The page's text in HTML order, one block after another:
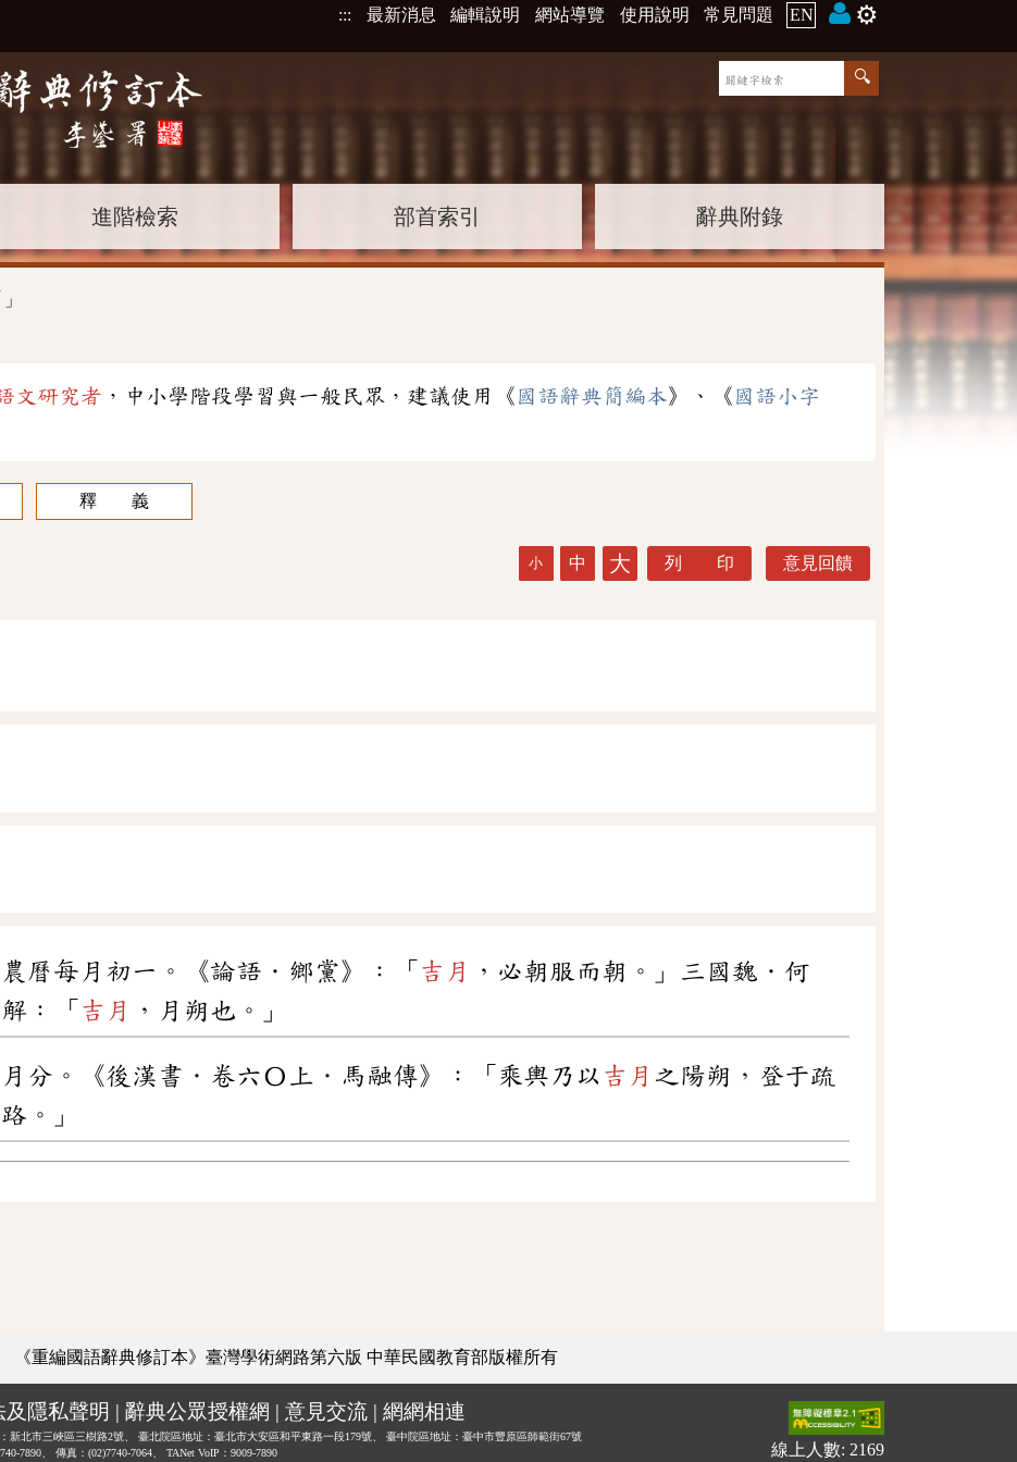
::: 最新消息 編輯說明 網站導覽 使用說明 常見問題 EN ⚙️
進階檢索 部首索引 辭典附錄
」
文研究者 ，中小學階段學習與一般民眾，建議使用《 國語辭典簡編本》、《 國語小字
釋 義
小 中 大 列 印 意見回饋
曆每月初一。《論語．鄉黨》：「 吉月
，必朝服而朝。」三國魏．何
：「 吉月 ，月朔也。」
分。《後漢書．卷六〇上．馬融傳》：「乘輿乃以 吉月 之陽朔，登于疏
。」
《重編國語辭典修訂本》臺灣學術網路第六版 中華民國教育部版權所有
及隱私聲明 | 辭典公眾授權網 | 意見交流 | 網網相連
新北市三峽區三樹路2號、 臺北院區地址：臺北市大安區和平東路一段179號、
臺中院區地址：臺中市豐原區師範街67號
7890、
傳真：(02)7740-7064、 TANet VoIP：9009-7890 線上人數: 2169